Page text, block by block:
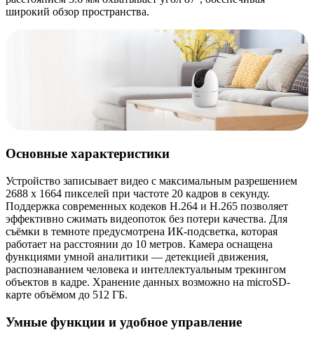
широкий обзор пространства.
Основные характеристики
Устройство записывает видео с максимальным разрешением
2688 x 1664 пикселей при частоте 20 кадров в секунду.
Поддержка современных кодеков H.264 и H.265 позволяет
эффективно сжимать видеопоток без потери качества. Для
съёмки в темноте предусмотрена ИК-подсветка, которая
работает на расстоянии до 10 метров. Камера оснащена
функциями умной аналитики — детекцией движения,
распознаванием человека и интеллектуальным трекингом
объектов в кадре. Хранение данных возможно на microSD-
карте объёмом до 512 ГБ.
Умные функции и удобное управление